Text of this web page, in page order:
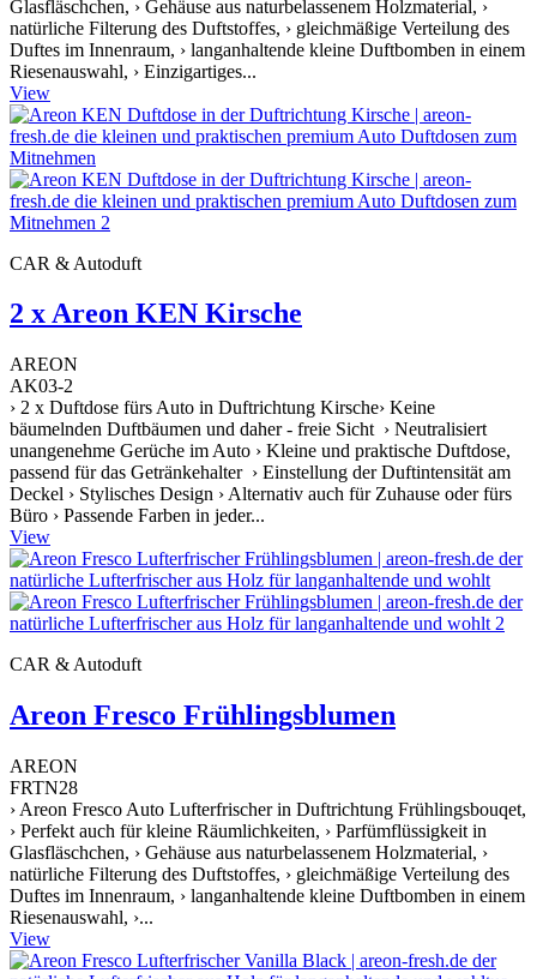
Glasfläschchen, › Gehäuse aus naturbelassenem Holzmaterial, ›
natürliche Filterung des Duftstoffes, › gleichmäßige Verteilung des
Duftes im Innenraum, › langanhaltende kleine Duftbomben in einem
Riesenauswahl, › Einzigartiges...
View
CAR & Autoduft
2 x Areon KEN Kirsche
AREON
AK03-2
› 2 x Duftdose fürs Auto in Duftrichtung Kirsche› Keine
bäumelnden Duftbäumen und daher - freie Sicht › Neutralisiert
unangenehme Gerüche im Auto › Kleine und praktische Duftdose,
passend für das Getränkehalter › Einstellung der Duftintensität am
Deckel › Stylisches Design › Alternativ auch für Zuhause oder fürs
Büro › Passende Farben in jeder...
View
CAR & Autoduft
Areon Fresco Frühlingsblumen
AREON
FRTN28
› Areon Fresco Auto Lufterfrischer in Duftrichtung Frühlingsbouqet,
› Perfekt auch für kleine Räumlichkeiten, › Parfümflüssigkeit in
Glasfläschchen, › Gehäuse aus naturbelassenem Holzmaterial, ›
natürliche Filterung des Duftstoffes, › gleichmäßige Verteilung des
Duftes im Innenraum, › langanhaltende kleine Duftbomben in einem
Riesenauswahl, ›...
View